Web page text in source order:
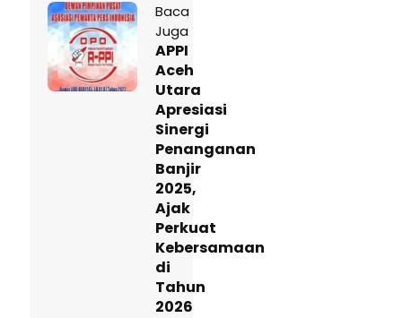
Baca
Juga
APPI
Aceh
Utara
Apresiasi
Sinergi
Penanganan
Banjir
2025,
Ajak
Perkuat
Kebersamaan
di
Tahun
2026